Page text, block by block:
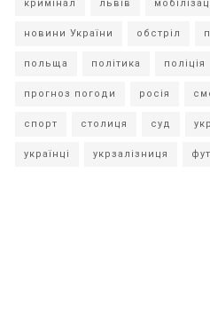
кримінал львів
новини України обстріл
польща політика поліція
прогноз погоди росія
спорт столиця суд
українці укрзалізниця